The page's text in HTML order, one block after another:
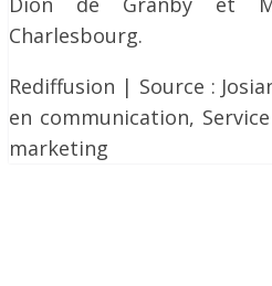
Charlesbourg.
Rediffusion | Source :
en communication,
marketing